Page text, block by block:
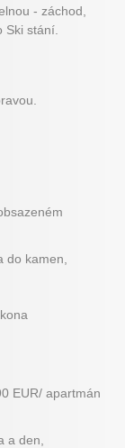
- záchod,
stání.
kamen,
EUR/ apartmán
a den,